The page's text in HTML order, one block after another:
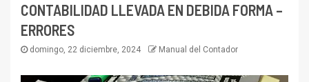
CONTABILIDAD LLEVADA EN DEBIDA FORMA –
ERRORES
domingo, 22 diciembre, 2024 Manual del Contador